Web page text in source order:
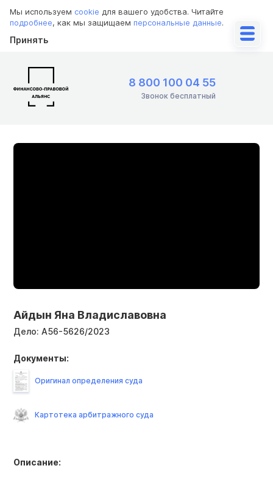
Мы используем cookie для вашего удобства. Читайте
подробнее, как мы защищаем персональные данные.
Принять
8 800 100 04 55
Звонок бесплатный
Айдын Яна Владиславовна
Дело: А56-5626/2023
Описание:
Документы:
Оригинал определения суда
Картотека арбитражного суда